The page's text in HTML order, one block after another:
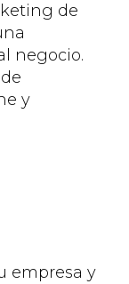
de
negocio.
y
empresa y